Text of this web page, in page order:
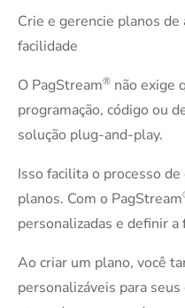
Crie e gerencie planos
facilidade
O PagStream® não exige
programação, código ou
solução plug-and-play.
Isso facilita o processo
planos. Com o PagStream
personalizadas e definir a
Ao criar um plano, você
personalizáveis para